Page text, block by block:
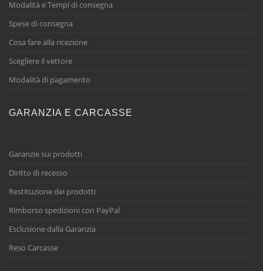
Modalità e Tempi di consegna
Spese di consegna
Cosa fare alla ricezione
Scegliere il vettore
Modalità di pagamento
GARANZIA E CARCASSE
Garanzie sui prodotti
Diritto di recesso
Restituzione dei prodotti
Rimborso spedizioni con PayPal
Esclusione dalla Garanzia
Reso Carcasse